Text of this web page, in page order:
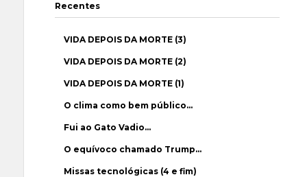
Recentes
VIDA DEPOIS DA MORTE (3)
VIDA DEPOIS DA MORTE (2)
VIDA DEPOIS DA MORTE (1)
O clima como bem público…
Fui ao Gato Vadio…
O equívoco chamado Trump…
Missas tecnológicas (4 e fim)